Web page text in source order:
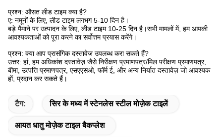
प्रश्न: औसत लीड टाइम क्या है?
ए: नमूनों के लिए, लीड टाइम लगभग 5-10 दिन है।
बड़े पैमाने पर उत्पादन के लिए, लीड टाइम 10-25 दिन है।सभी मामलों में, हम आपकी
आवश्यकताओं को पूरा करने का सर्वोत्तम प्रयास करेंगे।
प्रश्न: क्या आप प्रासंगिक दस्तावेज उपलब्ध करा सकते हैं?
उत्तर: हां, हम अधिकांश दस्तावेज़ जैसे निरीक्षण प्रमाणपत्र/मिल परीक्षण प्रमाणपत्र,
बीमा, उत्पत्ति प्रमाणपत्र, एसएएसओ, फॉर्म ई, और अन्य निर्यात दस्तावेज़ जो आवश्यक
हों, प्रदान कर सकते हैं।
टैग: सिर के मध्य में स्टेनलेस स्टील मोज़ेक टाइलें
आयत धातु मोज़ेक टाइल बैकप्लेश